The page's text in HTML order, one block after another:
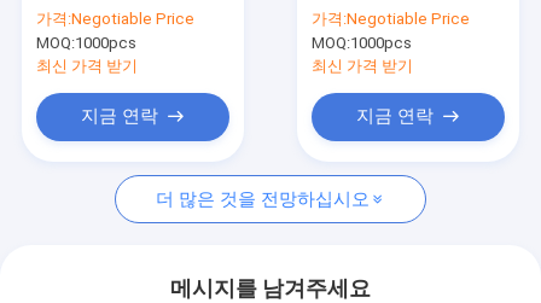
저희와 연락
뉴스
터
가격:Negotiable Price
MOQ:1000pcs
최신 가격 받기
지금 연락
가격:Negotiable Price
MOQ:1000pcs
최신 가격 받기
지금 연락
더 많은 것을 전망하십시오
메시지를 남겨주세요